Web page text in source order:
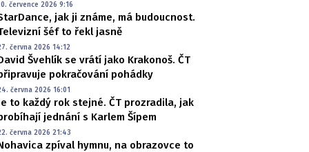
července 2026 9:16
jak ji známe, má budoucnost.
šéf to řekl jasně
června 2026 14:12
Švehlík se vrátí jako Krakonoš. ČT
pokračování pohádky
června 2026 16:01
to každý rok stejné. ČT prozradila, jak
jednání s Karlem Šípem
června 2026 21:43
zpíval hymnu, na obrazovce to